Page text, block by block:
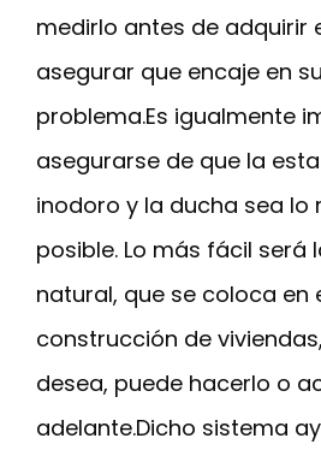
medirlo antes de adquirir
asegurar que encaje en
problema.Es igualmente
asegurarse de que la
inodoro y la ducha sea lo
posible. Lo más fácil será
natural, que se coloca en
construcción de
desea, puede hacerlo o
adelante.Dicho sistema